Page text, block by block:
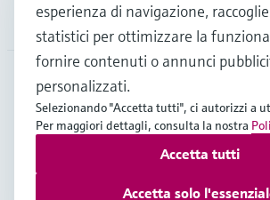
La società
ITA•Italiano
Copyright © Endress+Hauser Group
Termini di utilizzoPrivacy Policy
esperienza di navigazione,
statistici per ottimizzare la
fornire contenuti o annunci
personalizzati.
Selezionando "Accetta tutti", ci autorizzi a
Per maggiori dettagli, consulta la nostra
Accetta solo
Accetta tutti